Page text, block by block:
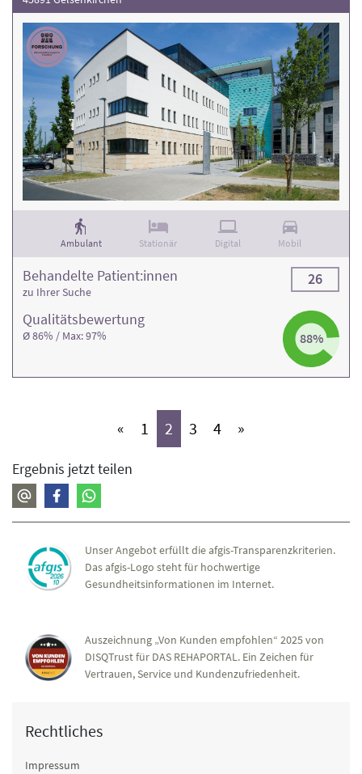
Ambulant Stationär Digital Mobil
Qualitäts­bewertung
Ø 86% / Max: 97% 88%
Behandelte Patient:innen
zu Ihrer Suche
26
« 1 (aktiv)
2 (aktiv)
3 (aktiv)
4(aktiv)
»
Ergebnis jetzt teilen
Unser Angebot erfüllt die afgis-Transparenzkriterien.
Das afgis-Logo steht für hochwertige
Gesundheitsinformationen im Internet.
Auszeichnung „Von Kunden empfohlen“ 2025 von
DISQTrust für DAS REHAPORTAL. Ein Zeichen für
Vertrauen, Service und Kundenzufriedenheit.
Rechtliches
Impressum